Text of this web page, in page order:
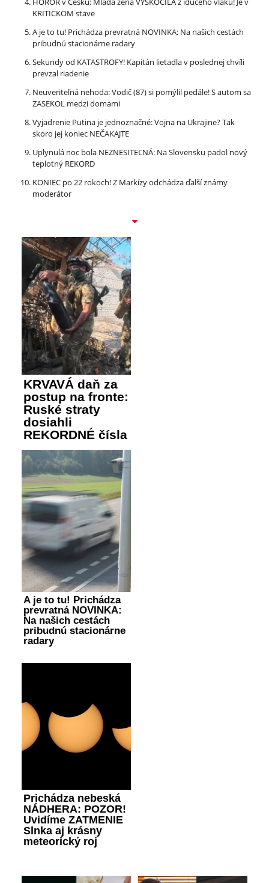
KRITICKOM stave
A je to tu! Prichádza prevratná NOVINKA: Na našich cestách
pribudnú stacionárne radary
Sekundy od KATASTROFY! Kapitán lietadla v poslednej chvíli
prevzal riadenie
Neuveriteľná nehoda: Vodič (87) si pomýlil pedále! S autom sa
ZASEKOL medzi domami
Vyjadrenie Putina je jednoznačné: Vojna na Ukrajine? Tak
skoro jej koniec NEČAKAJTE
Uplynulá noc bola NEZNESITEĽNÁ: Na Slovensku padol nový
teplotný REKORD
KONIEC po 22 rokoch! Z Markízy odchádza ďalší známy
moderátor
KRVAVÁ daň za
postup na fronte:
Ruské straty
dosiahli
REKORDNÉ čísla
A je to tu! Prichádza
prevratná NOVINKA:
Na našich cestách
pribudnú stacionárne
radary
Prichádza nebeská
NÁDHERA: POZOR!
Uvidíme ZATMENIE
Slnka aj krásny
meteorický roj